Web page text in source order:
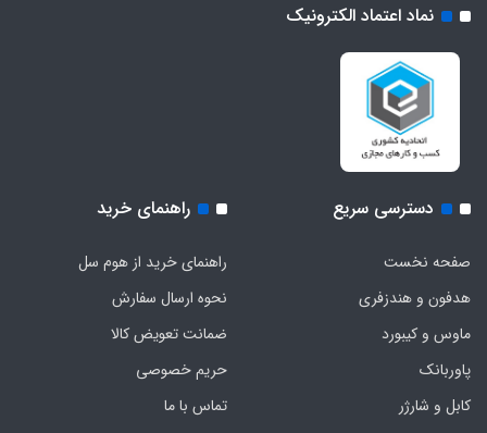
نماد اعتماد الکترونیک
دسترسی سریع
صفحه نخست
هدفون‌ و‌ هندزفری
ماوس و کیبورد
پاوربانک
کابل و شارژر
راهنمای خرید
راهنمای خرید از هوم سل
نحوه ارسال سفارش
ضمانت تعویض کالا
حریم خصوصی
تماس با ما